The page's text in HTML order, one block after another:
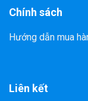
Chính sách
Hướng dẫn mua
Liên kết